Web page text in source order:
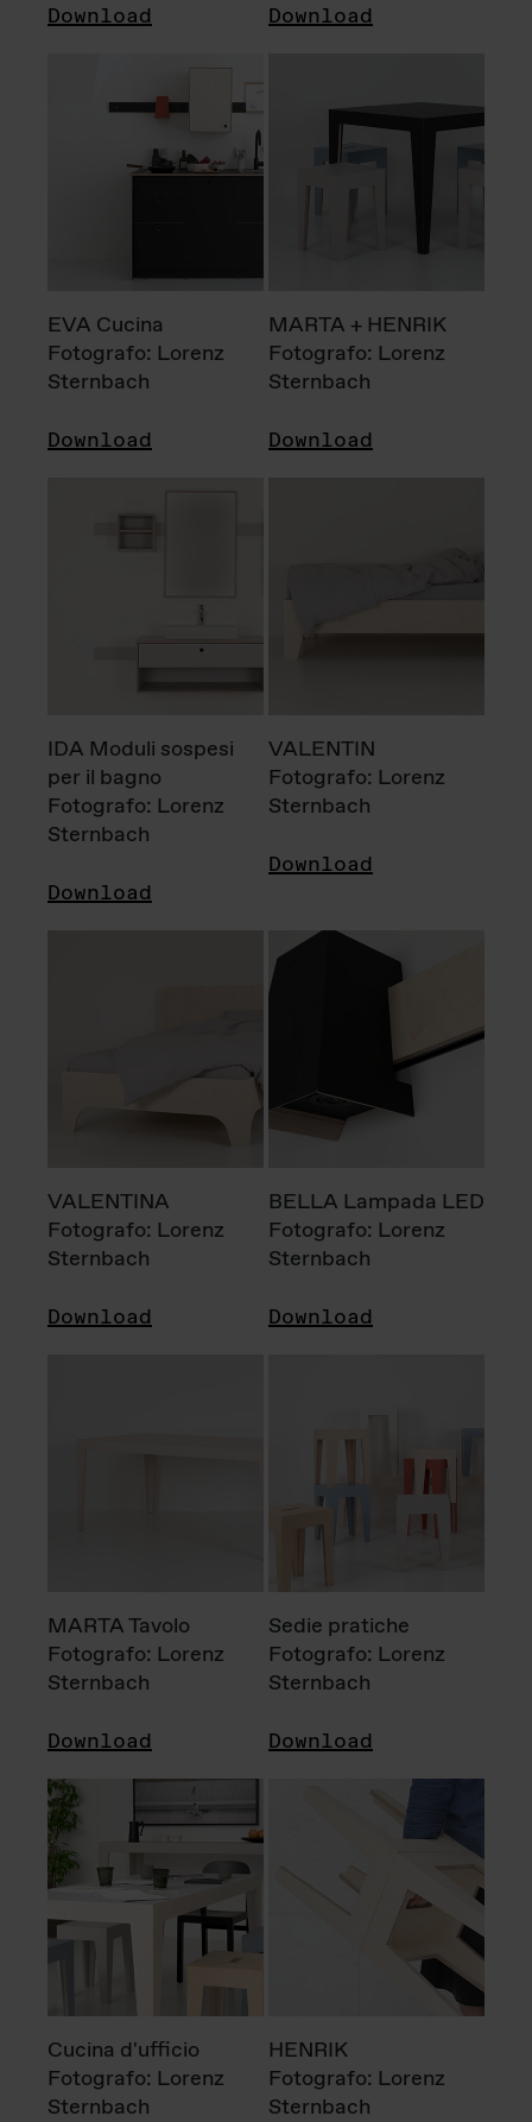
Download Download
EVA Cucina
Fotografo: Lorenz
Sternbach
Download
MARTA + HENRIK
Fotografo: Lorenz
Sternbach
Download
IDA Moduli sospesi
per il bagno
Fotografo: Lorenz
Sternbach
Download
VALENTIN
Fotografo: Lorenz
Sternbach
Download
VALENTINA
Fotografo: Lorenz
Sternbach
Download
BELLA Lampada LED
Fotografo: Lorenz
Sternbach
Download
MARTA Tavolo
Fotografo: Lorenz
Sternbach
Download
Sedie pratiche
Fotografo: Lorenz
Sternbach
Download
Cucina d'ufficio
Fotografo: Lorenz
Sternbach
HENRIK
Fotografo: Lorenz
Sternbach